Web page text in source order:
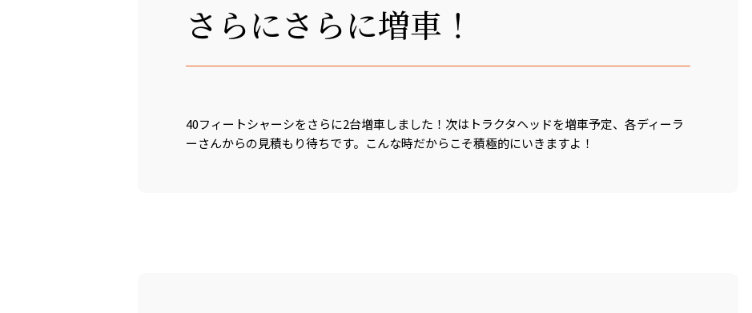
さらにさらに増車！
40フィートシャーシをさらに2台増車しました！次はトラクタヘッドを増車予定、各ディーラ
ーさんからの見積もり待ちです。こんな時だからこそ積極的にいきますよ！